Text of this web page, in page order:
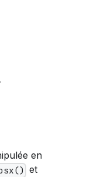
en
et